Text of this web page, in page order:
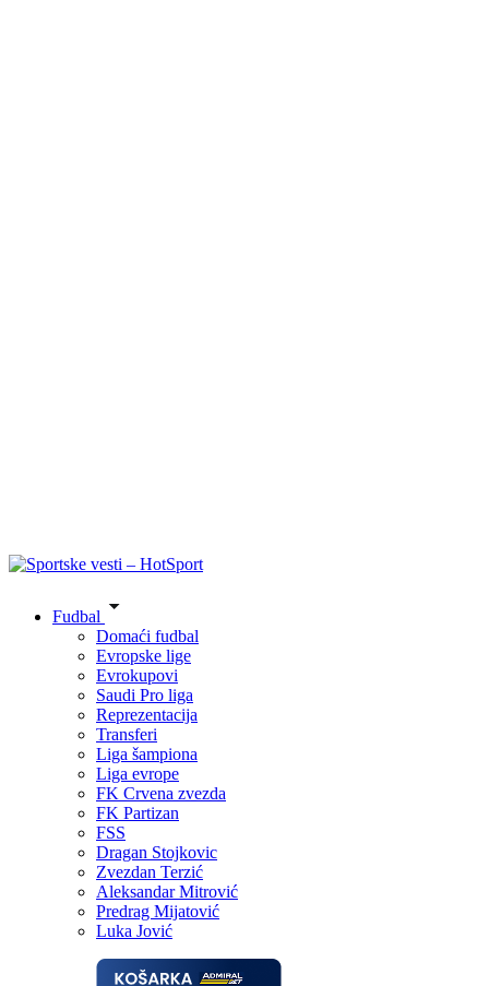
Fudbal
Domaći fudbal
Evropske lige
Evrokupovi
Saudi Pro liga
Reprezentacija
Transferi
Liga šampiona
Liga evrope
FK Crvena zvezda
FK Partizan
FSS
Dragan Stojkovic
Zvezdan Terzić
Aleksandar Mitrović
Predrag Mijatović
Luka Jović